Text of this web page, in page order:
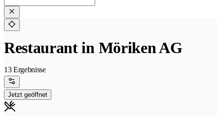
Restaurant in Möriken AG
13 Ergebnisse
Jetzt geöffnet